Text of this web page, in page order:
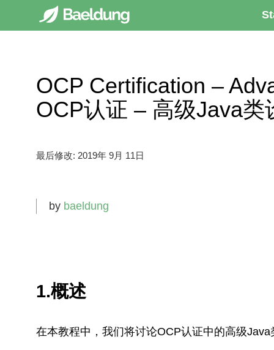
OCP Certification –
OCP认证 – 高级Java类
最后修改: 2019年 9月 11日
by baeldung
1.概述
在本教程中，我们将讨论OCP认证中的高级Java